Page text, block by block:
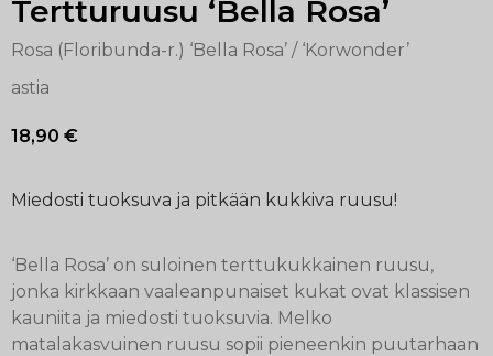
Tertturuusu ‘Bella Rosa’
Rosa (Floribunda-r.) ‘Bella Rosa’ / ‘Korwonder’
astia
18,90 €
Miedosti tuoksuva ja pitkään kukkiva ruusu!
‘Bella Rosa’ on suloinen terttukukkainen ruusu,
jonka kirkkaan vaaleanpunaiset kukat ovat klassisen
kauniita ja miedosti tuoksuvia. Melko
matalakasvuinen ruusu sopii pieneenkin puutarhaan